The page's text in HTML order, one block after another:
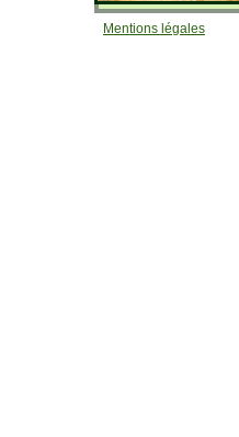
Mentions légales